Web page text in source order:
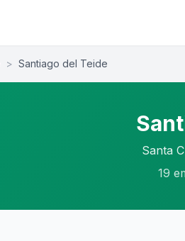
> Santiago del Teide
Santa
19